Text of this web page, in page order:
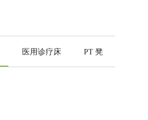
医用诊疗床 PT 凳